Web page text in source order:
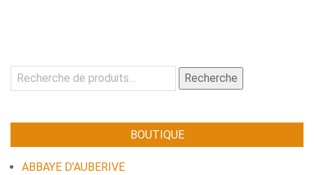
Recherche
pour :
Recherche
BOUTIQUE
ABBAYE D'AUBERIVE